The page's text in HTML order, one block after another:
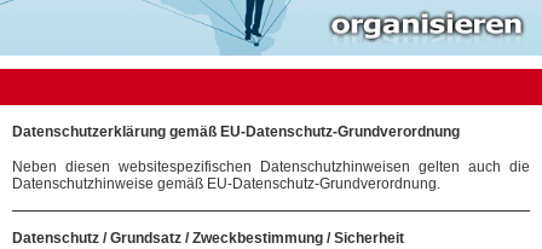
Datenschutzerklärung gemäß EU-Datenschutz-Grundverordnung
Neben diesen websitespezifischen Datenschutzhinweisen gelten auch die
Datenschutzhinweise gemäß EU-Datenschutz-Grundverordnung.
Datenschutz / Grundsatz / Zweckbestimmung / Sicherheit